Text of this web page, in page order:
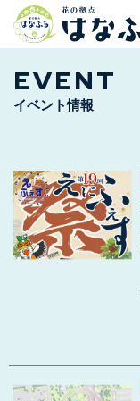
EVENT
イベント情報